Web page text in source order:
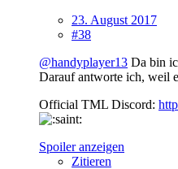
23. August 2017
#38
@handyplayer13 Da bin
Darauf antworte ich, weil
Official TML Discord:
Spoiler anzeigen
Zitieren